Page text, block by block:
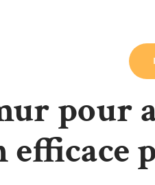
pour
efficace